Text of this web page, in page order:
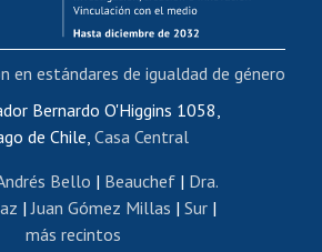
internos de capacitación
Bienestar del personal
de movilidad interna
Certificado de renta
de renta honorarios
Editar páginas blancas
Extranjeras/os
Bernardo O'Higgins 1058,
de Chile,Casa Central
Bello | Beauchef| Dra.
|Juan Gómez Millas | Sur |
más recintos
en estándares de igualdad de género